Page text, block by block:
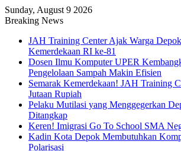
Sunday, August 9 2026
Breaking News
JAH Training Center Ajak Warga
Kemerdekaan RI ke-81
Dosen Ilmu Komputer UPER
Pengelolaan Sampah Makin Efisien
Semarak Kemerdekaan! JAH Training
Jutaan Rupiah
Pelaku Mutilasi yang Menggegerkan
Ditangkap
Keren! Imigrasi Go To School SMA
Kadin Kota Depok Membutuhkan
Polarisasi